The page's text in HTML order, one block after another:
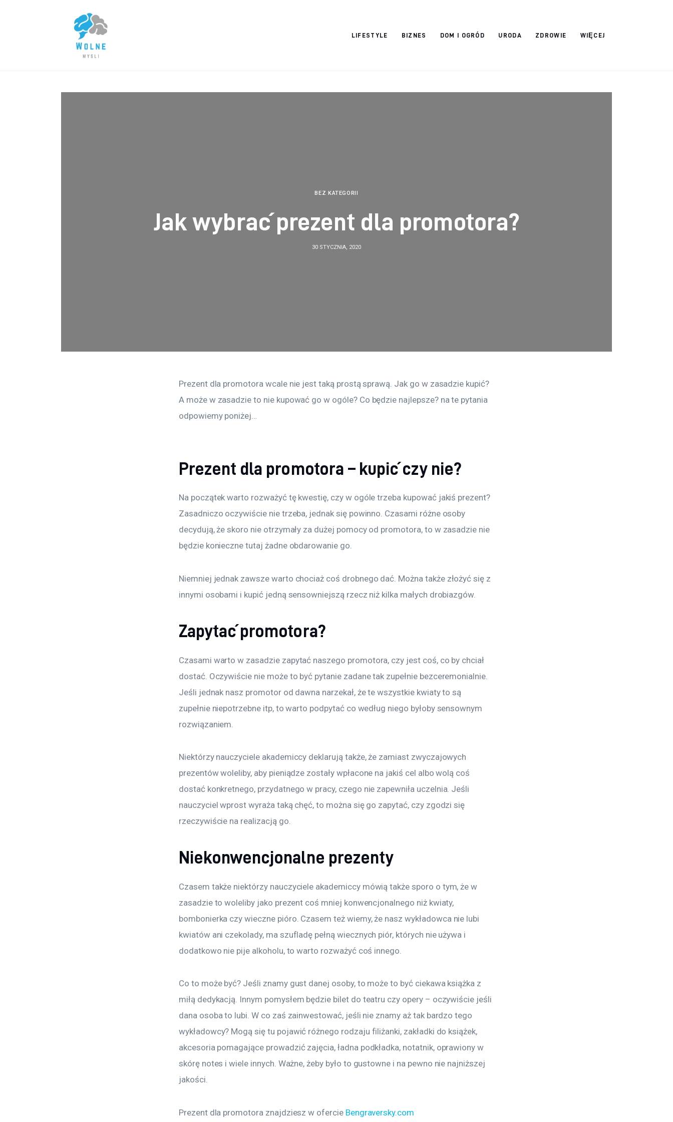
LIFESTYLE BIZNES DOM I OGRÓD URODA ZDROWIE WIĘCEJ
Vacation Dreams
BEZ KATEGORII
Jak wybrać prezent dla promotora?
30 STYCZNIA, 2020
Prezent dla promotora wcale nie jest taką prostą sprawą. Jak go w zasadzie kupić?
A może w zasadzie to nie kupować go w ogóle? Co będzie najlepsze? na te pytania
odpowiemy poniżej…
Prezent dla promotora – kupić czy nie?
Na początek warto rozważyć tę kwestię, czy w ogóle trzeba kupować jakiś prezent?
Zasadniczo oczywiście nie trzeba, jednak się powinno. Czasami różne osoby
decydują, że skoro nie otrzymały za dużej pomocy od promotora, to w zasadzie nie
będzie konieczne tutaj żadne obdarowanie go.
Niemniej jednak zawsze warto chociaż coś drobnego dać. Można także złożyć się z
innymi osobami i kupić jedną sensowniejszą rzecz niż kilka małych drobiazgów.
Zapytać promotora?
Czasami warto w zasadzie zapytać naszego promotora, czy jest coś, co by chciał
dostać. Oczywiście nie może to być pytanie zadane tak zupełnie bezceremonialnie.
Jeśli jednak nasz promotor od dawna narzekał, że te wszystkie kwiaty to są
zupełnie niepotrzebne itp, to warto podpytać co według niego byłoby sensownym
rozwiązaniem.
Niektórzy nauczyciele akademiccy deklarują także, że zamiast zwyczajowych
prezentów woleliby, aby pieniądze zostały wpłacone na jakiś cel albo wolą coś
dostać konkretnego, przydatnego w pracy, czego nie zapewniła uczelnia. Jeśli
nauczyciel wprost wyraża taką chęć, to można się go zapytać, czy zgodzi się
rzeczywiście na realizacją go.
Niekonwencjonalne prezenty
Czasem także niektórzy nauczyciele akademiccy mówią także sporo o tym, że w
zasadzie to woleliby jako prezent coś mniej konwencjonalnego niż kwiaty,
bombonierka czy wieczne pióro. Czasem też wiemy, że nasz wykładowca nie lubi
kwiatów ani czekolady, ma szufladę pełną wiecznych piór, których nie używa i
dodatkowo nie pije alkoholu, to warto rozważyć coś innego.
Co to może być? Jeśli znamy gust danej osoby, to może to być ciekawa książka z
miłą dedykacją. Innym pomysłem będzie bilet do teatru czy opery – oczywiście jeśli
dana osoba to lubi. W co zaś zainwestować, jeśli nie znamy aż tak bardzo tego
wykładowcy? Mogą się tu pojawić różnego rodzaju filiżanki, zakładki do książek,
akcesoria pomagające prowadzić zajęcia, ładna podkładka, notatnik, oprawiony w
skórę notes i wiele innych. Ważne, żeby było to gustowne i na pewno nie najniższej
jakości.
Prezent dla promotora znajdziesz w ofercie Bengraversky.com